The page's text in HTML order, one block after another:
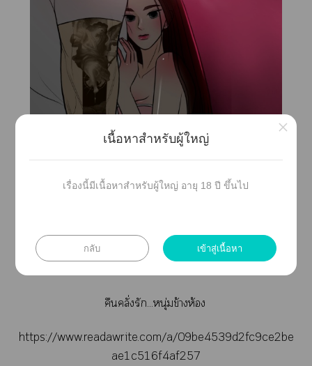
คืนคลั่งรัก...หนุ่มข้างห้อง
https://www.readawrite.com/a/09be4539d2fc9ce2be
ae1c516f4af257
เนื้อหาสำหรับผู้ใหญ่
เรื่องนี้มีเนื้อหาสำหรับผู้ใหญ่ อายุ 18 ปี ขึ้นไป
กลับ เข้าสู่เนื้อหา
×